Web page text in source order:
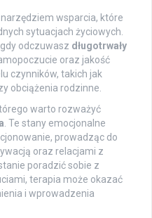
wsparcia, które
sytuacjach życiowych.
odczuwasz długotrwały
oraz jakość
czynników, takich jak
obciążenia rodzinne.
warto rozważyć
. Te stany emocjonalne
prowadząc do
oraz relacjami z
poradzić sobie z
terapia może okazać
i wprowadzenia